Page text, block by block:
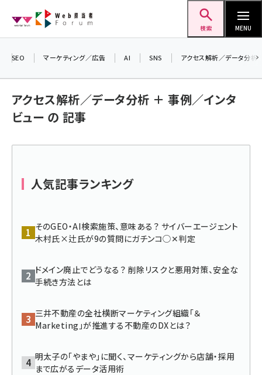
ン
検索 MENU
youtube (2449)
z世代 (1632)
llmo (1171)
SEO マーケティング／広告 AI SNS アクセス解析／データ分析
アクセス解析／データ分析 ＋ 事例／インタ
ビュー の 記事
人気記事ランキング
そのGEO・AI検索施策、意味ある？ サイバーエージェント
木村氏×辻氏が9の質問にガチンコ◯✕判定
ドメイン廃止でどうなる？ 削除リスクと悪用対策、安全な
手続き方法とは
三井不動産の全社横断マーケティング組織「＆
Marketing」が推進する不動産のDXとは？
明太子の「やまや」に聞く、マーケティングから店舗・採用
まで広がるデータ活用術
生成AIをマーケティング等に活用するための
考え方を学べるセミナーイベント「生成AI ×
マーケティング フォーラム 2026」開催！
▼申し込みはこちらから▼